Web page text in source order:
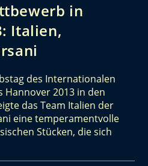
in
Italien,
des Internationalen
Hannover 2013 in den
das Team Italien der
eine temperamentvolle
Stücken, die sich